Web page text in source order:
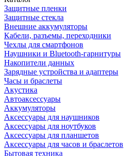
Защитные пленки
Защитные стекла
Внешние аккумуляторы
Кабели, разъемы, переходники
Чехлы для смартфонов
Наушники и Bluetooth-гарнитуры
Накопители данных
Зарядные устройства и адаптеры
Часы и браслеты
Акустика
Автоаксессуары
Аккумуляторы
Аксессуары для наушников
Аксессуары для ноутбуков
Аксессуары для планшетов
Аксессуары для часов и браслетов
Бытовая техника